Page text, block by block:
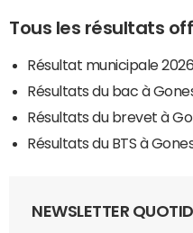
Tous les résultats
Résultat municipale
Résultats du bac à
Résultats du brevet à
Résultats du BTS à
NEWSLETTER